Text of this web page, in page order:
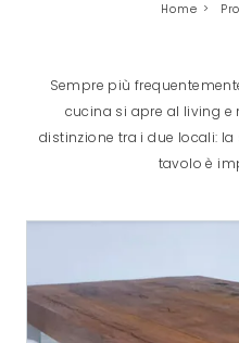
Home >
Sempre più
cucina si apre al living
distinzione tra i due locali:
tavolo è